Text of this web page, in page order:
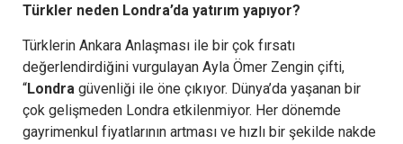
Türkler neden Londra’da yatırım yapıyor?
Türklerin Ankara Anlaşması ile bir çok fırsatı
değerlendirdiğini vurgulayan Ayla Ömer Zengin çifti,
“Londra güvenliği ile öne çıkıyor. Dünya’da yaşanan bir
çok gelişmeden Londra etkilenmiyor. Her dönemde
gayrimenkul fiyatlarının artması ve hızlı bir şekilde nakde